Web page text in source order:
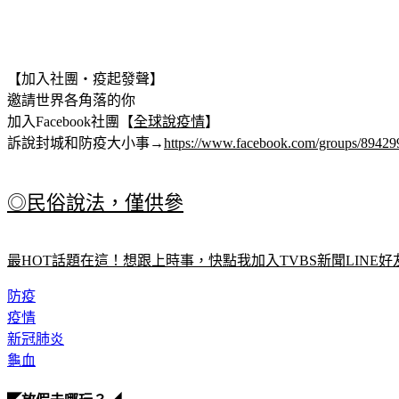
【加入社團‧疫起發聲】
邀請世界各角落的你
加入Facebook社團【全球說疫情】
訴說封城和防疫大小事→https://www.facebook.com/groups/
◎民俗說法，僅供參
最HOT話題在這！想跟上時事，快點我加入TVBS新聞LINE好
防疫
疫情
新冠肺炎
龜血